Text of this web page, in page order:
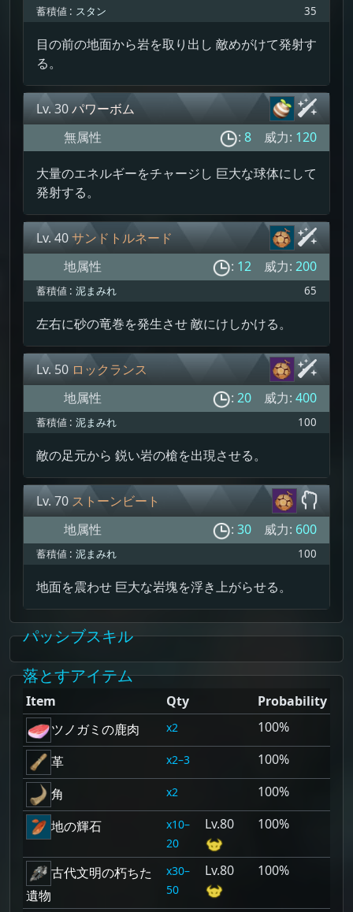
蓄積値 : スタン 35
目の前の地面から岩を取り出し 敵めがけて発射す
る。
Lv. 30パワーボム
無属性
: 8 威力: 120
大量のエネルギーをチャージし 巨大な球体にして
発射する。
Lv. 40サンドトルネード
地属性
: 12 威力: 200
蓄積値 : 泥まみれ 65
左右に砂の竜巻を発生させ 敵にけしかける。
Lv. 50 ロックランス
地属性
: 20 威力: 400
蓄積値 : 泥まみれ 100
敵の足元から 鋭い岩の槍を出現させる。
Lv. 70 ストーンビート
地属性
: 30 威力: 600
蓄積値 : 泥まみれ 100
地面を震わせ 巨大な岩塊を浮き上がらせる。
パッシブスキル
落とすアイテム
Item Qty
Probability
ツノガミの鹿肉
2
100%
革
2–3
100%
角
2
100%
地の輝石
10–
20
80 100%
古代文明の朽ちた
遺物
30–
50
80 100%